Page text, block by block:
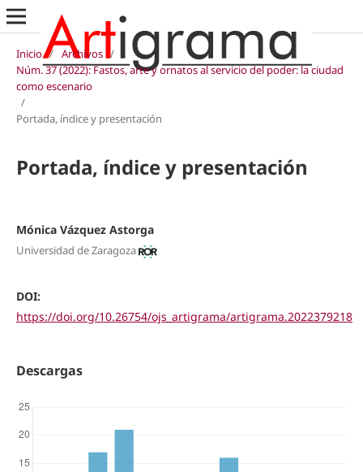
Inicio / Archivos /
Núm. 37 (2022): Fastos, arte y ornatos al servicio del poder: la ciudad
como escenario
/
Portada, índice y presentación
Portada, índice y presentación
Mónica Vázquez Astorga
Universidad de Zaragoza
DOI:
https://doi.org/10.26754/ojs_artigrama/artigrama.2022379218
Descargas